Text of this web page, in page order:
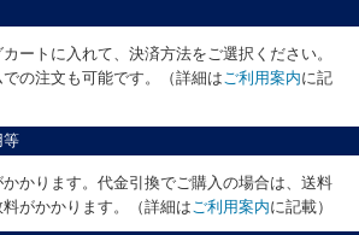
ートに入れて、決済方法をご選択ください。
の注文も可能です。（詳細はご利用案内に記
等
かります。代金引換でご購入の場合は、送料
がかかります。（詳細はご利用案内に記載）